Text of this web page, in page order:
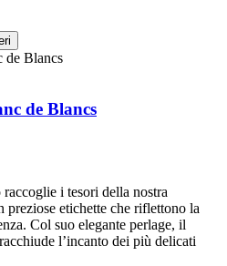
de Blancs
i tesori della nostra
preziose etichette che riflettono la
Col suo elegante perlage, il
l’incanto dei più delicati